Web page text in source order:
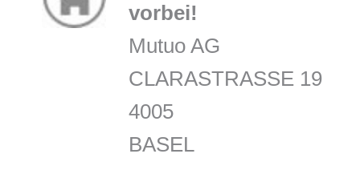
vorbei!
Mutuo AG
CLARASTRASSE 19
4005
BASEL